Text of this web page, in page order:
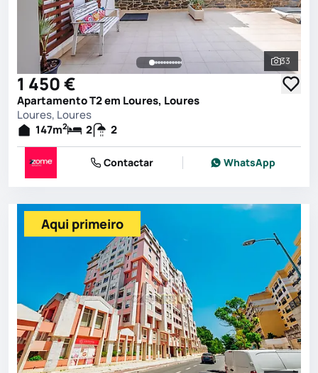
Ver
33
1 450 €
Apartamento T2 em Loures, Loures
Loures, Loures
147m2 2 2
Contactar WhatsApp
Aqui primeiro